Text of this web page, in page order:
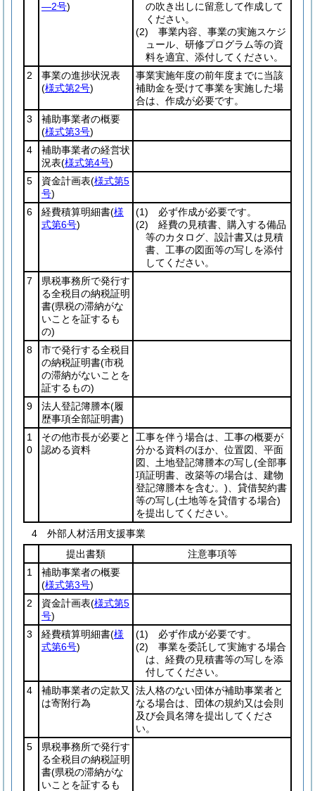
―2号)
の吹き出しに留意して作成して
ください。
(2) 事業内容、事業の実施スケジ
ュール、研修プログラム等の資
料を適宜、添付してください。
2
事業の進捗状況表
(様式第2号)
事業実施年度の前年度までに当該
補助金を受けて事業を実施した場
合は、作成が必要です。
3
補助事業者の概要
(様式第3号)
4
補助事業者の経営状
況表(様式第4号)
5
資金計画表(様式第5
号)
6
経費積算明細書(様
式第6号)
(1) 必ず作成が必要です。
(2) 経費の見積書、購入する備品
等のカタログ、設計書又は見積
書、工事の図面等の写しを添付
してください。
7
県税事務所で発行す
る全税目の納税証明
書(県税の滞納がな
いことを証するも
の)
8
市で発行する全税目
の納税証明書(市税
の滞納がないことを
証するもの)
9
法人登記簿謄本(履
歴事項全部証明書)
1
0
その他市長が必要と
認める資料
工事を伴う場合は、工事の概要が
分かる資料のほか、位置図、平面
図、土地登記簿謄本の写し(全部事
項証明書、改築等の場合は、建物
登記簿謄本を含む。) 、貸借契約書
等の写し(土地等を貸借する場合)
を提出してください。
4 外部人材活用支援事業
提出書類
注意事項等
1
補助事業者の概要
(様式第3号)
2
資金計画表(様式第5
号)
3
経費積算明細書(様
式第6号)
(1) 必ず作成が必要です。
(2) 事業を委託して実施する場合
は、経費の見積書等の写しを添
付してください。
4
補助事業者の定款又
は寄附行為
法人格のない団体が補助事業者と
なる場合は、団体の規約又は会則
及び会員名簿を提出してくださ
い。
5
県税事務所で発行す
る全税目の納税証明
書(県税の滞納がな
いことを証するも